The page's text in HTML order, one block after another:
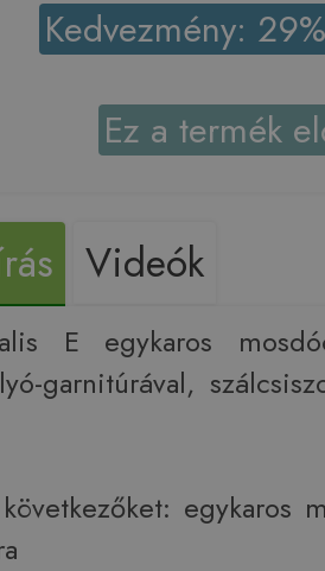
Kedvezmény:
Ez a termék
Videók
E egykaros
garnitúrával,
egykaros